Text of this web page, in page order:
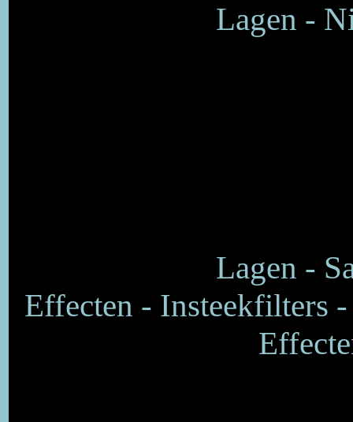
Lagen -
Lagen -
Effecten - Insteekfilters